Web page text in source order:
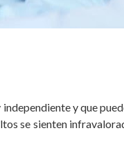
y que
se sienten